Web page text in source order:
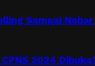
Sampai
2024